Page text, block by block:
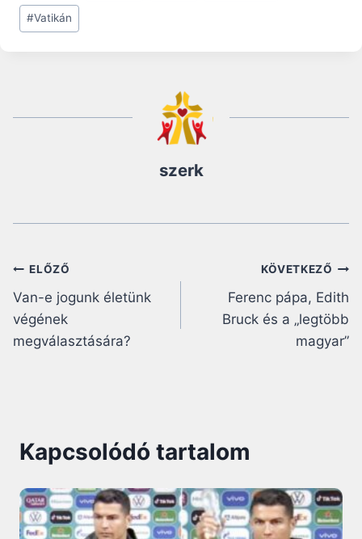
#Vatikán
szerk
Bejegyzés
navigáció
ELŐZŐ
Van-e jogunk életünk
végének
megválasztására?
KÖVETKEZŐ
Ferenc pápa, Edith
Bruck és a „legtöbb
magyar”
Kapcsolódó tartalom